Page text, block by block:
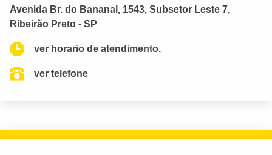
Avenida Br. do Bananal, 1543, Subsetor Leste 7,
Ribeirão Preto - SP
ver horario de atendimento.
ver telefone